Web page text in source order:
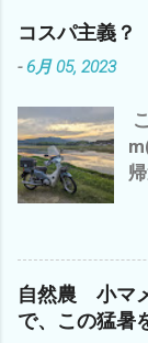
コスパ主義
-6月 05, 2023
自然農 小マ
で、この猛暑